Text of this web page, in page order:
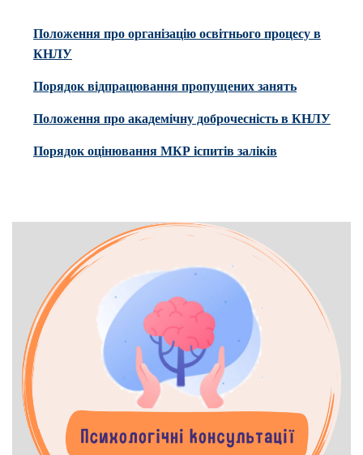
Положення про організацію освітнього процесу в
КНЛУ
Порядок відпрацювання пропущених занять
Положення про академічну доброчесність в КНЛУ
Порядок оцінювання МКР іспитів заліків